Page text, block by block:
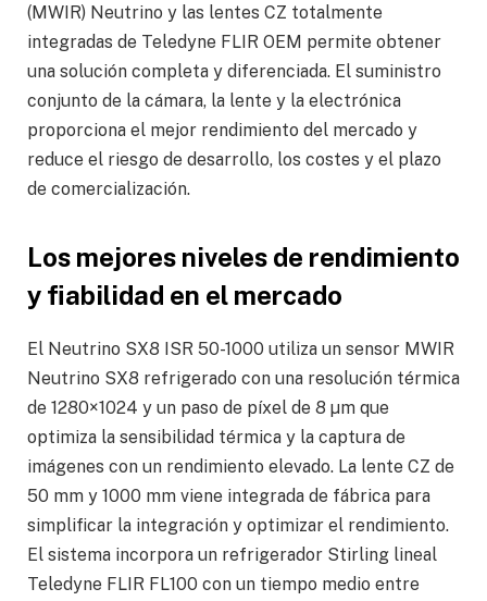
(MWIR) Neutrino y las lentes CZ totalmente
integradas de Teledyne FLIR OEM permite obtener
una solución completa y diferenciada. El suministro
conjunto de la cámara, la lente y la electrónica
proporciona el mejor rendimiento del mercado y
reduce el riesgo de desarrollo, los costes y el plazo
de comercialización.
Los mejores niveles de rendimiento
y fiabilidad en el mercado
El Neutrino SX8 ISR 50-1000 utiliza un sensor MWIR
Neutrino SX8 refrigerado con una resolución térmica
de 1280×1024 y un paso de píxel de 8 µm que
optimiza la sensibilidad térmica y la captura de
imágenes con un rendimiento elevado. La lente CZ de
50 mm y 1000 mm viene integrada de fábrica para
simplificar la integración y optimizar el rendimiento.
El sistema incorpora un refrigerador Stirling lineal
Teledyne FLIR FL100 con un tiempo medio entre